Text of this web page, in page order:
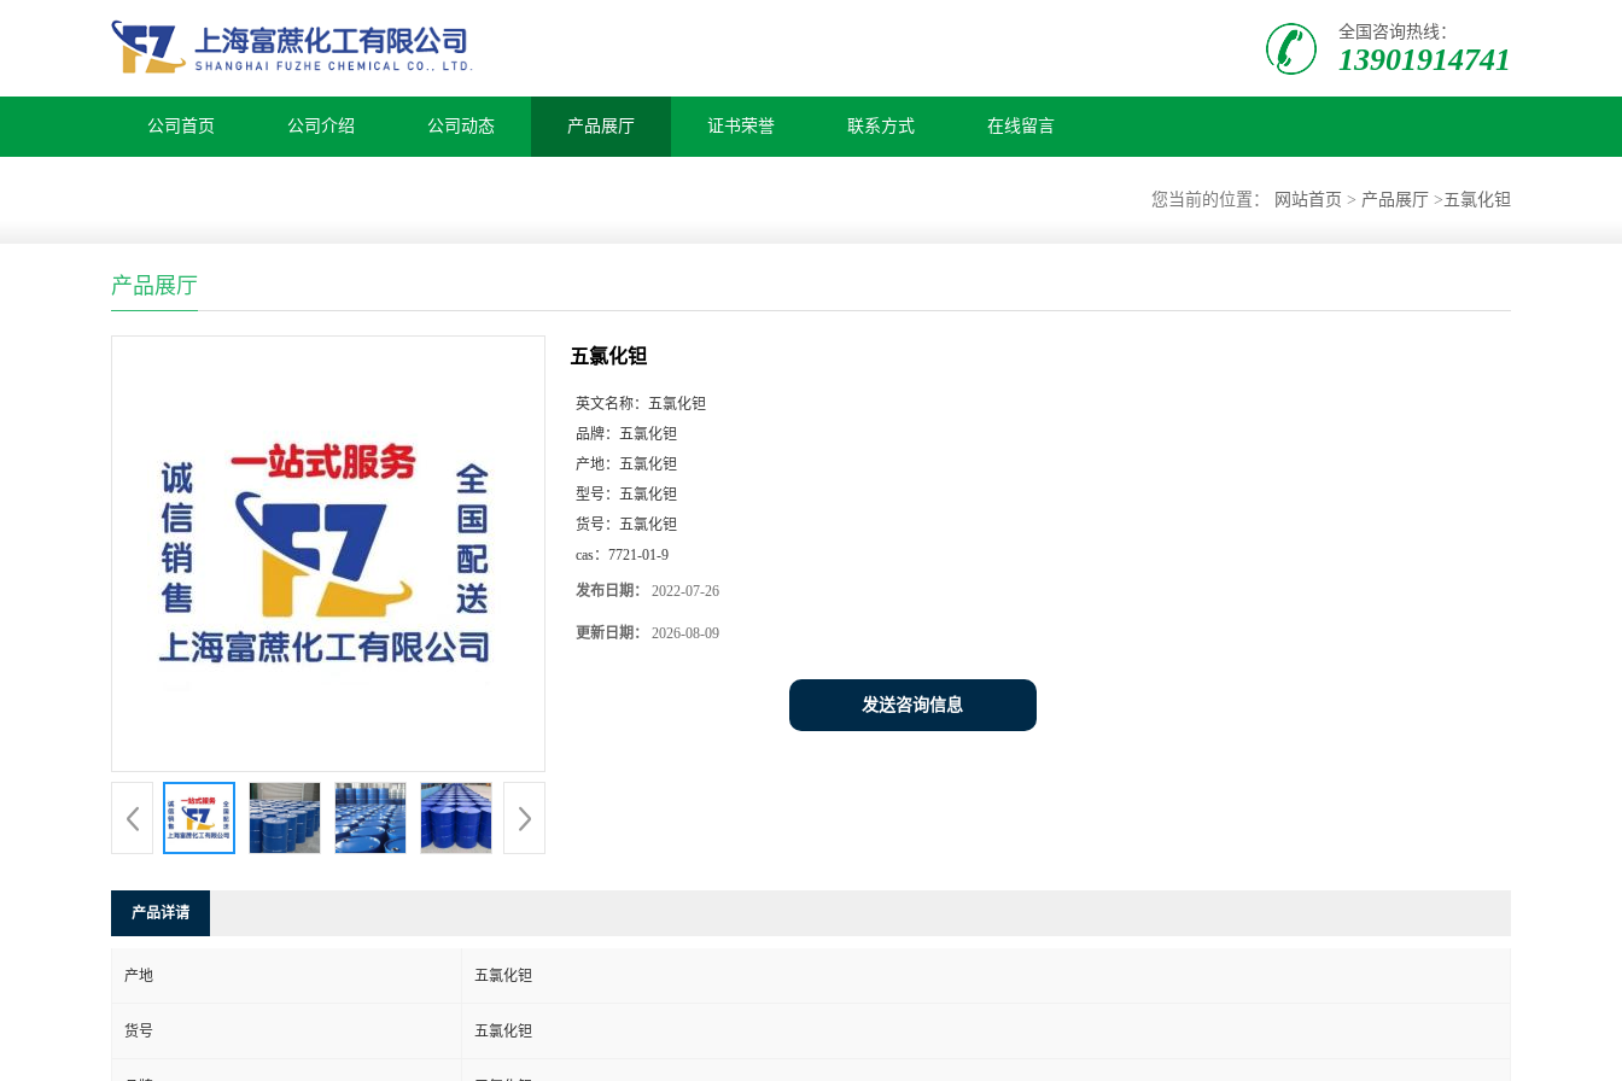
全国咨询热线：
13901914741
公司首页 公司介绍 公司动态 产品展厅 证书荣誉 联系方式 在线留言
您当前的位置： 网站首页 > 产品展厅 >五氯化钽
产品展厅
五氯化钽
英文名称： 五氯化钽
品牌： 五氯化钽
产地： 五氯化钽
型号： 五氯化钽
货号： 五氯化钽
cas： 7721-01-9
发布日期： 2022-07-26
更新日期： 2026-08-09
发送咨询信息
产品详请
产地 五氯化钽
货号 五氯化钽